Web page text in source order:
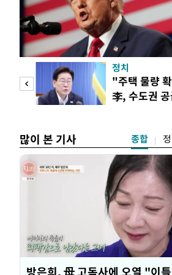
정치
"주택 물량
李, 수도권
많이 본 기사 종합
방은희, 母 고독사에 오열 "이